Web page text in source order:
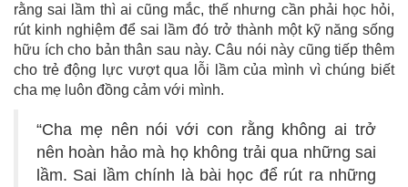
rằng sai lầm thì ai cũng mắc, thế nhưng cần phải học hỏi,
rút kinh nghiệm để sai lầm đó trở thành một kỹ năng sống
hữu ích cho bản thân sau này. Câu nói này cũng tiếp thêm
cho trẻ động lực vượt qua lỗi lầm của mình vì chúng biết
cha mẹ luôn đồng cảm với mình.
“Cha mẹ nên nói với con rằng không ai trở
nên hoàn hảo mà họ không trải qua những sai
lầm. Sai lầm chính là bài học để rút ra những